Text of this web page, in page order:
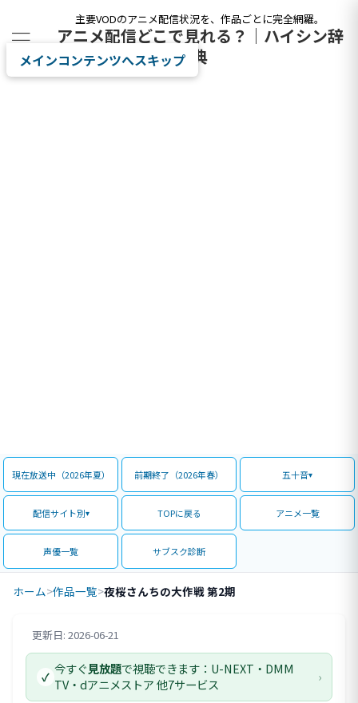
主要VODのアニメ配信状況を、作品ごとに完全網羅。
アニメ配信どこで見れる？｜ハイシン辞
典
メインコンテンツへスキップ
現在放送中（2026年夏） 前期終了（2026年春） 五十音
配信サイト別 TOPに戻る アニメ一覧
声優一覧 サブスク診断
ホーム>作品一覧>夜桜さんちの大作戦 第2期
更新日: 2026-06-21
✓ 今すぐ見放題で視聴できます：U-NEXT・DMM
TV・dアニメストア 他7サービス
›
評価情報